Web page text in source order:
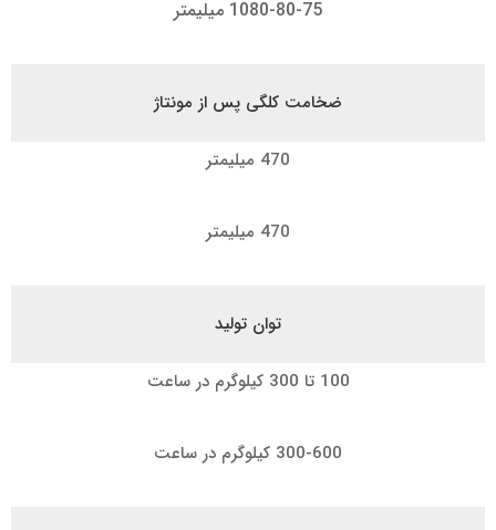
1080-80-75 میلیمتر
ضخامت کلگی پس از مونتاژ
470 میلیمتر
470 میلیمتر
توان تولید
100 تا 300 کیلوگرم در ساعت
300-600 کیلوگرم در ساعت